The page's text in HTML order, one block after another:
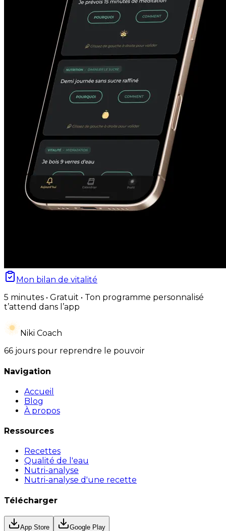
Mon bilan de vitalité
5 minutes • Gratuit • Ton programme personnalisé
t’attend dans l’app
Niki Coach
66 jours pour reprendre le pouvoir
Navigation
Accueil
Blog
À propos
Ressources
Recettes
Qualité de l'eau
Nutri-analyse
Nutri-analyse d'une recette
Télécharger
App Store Google Play